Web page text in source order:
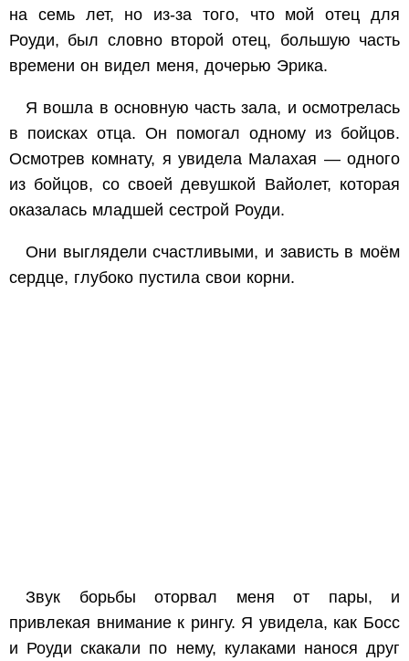
на семь лет, но из-за того, что мой отец для
Роуди, был словно второй отец, большую часть
времени он видел меня, дочерью Эрика.
Я вошла в основную часть зала, и осмотрелась
в поисках отца. Он помогал одному из бойцов.
Осмотрев комнату, я увидела Малахая — одного
из бойцов, со своей девушкой Вайолет, которая
оказалась младшей сестрой Роуди.
Они выглядели счастливыми, и зависть в моём
сердце, глубоко пустила свои корни.
Звук борьбы оторвал меня от пары, и
привлекая внимание к рингу. Я увидела, как Босс
и Роуди скакали по нему, кулаками нанося друг